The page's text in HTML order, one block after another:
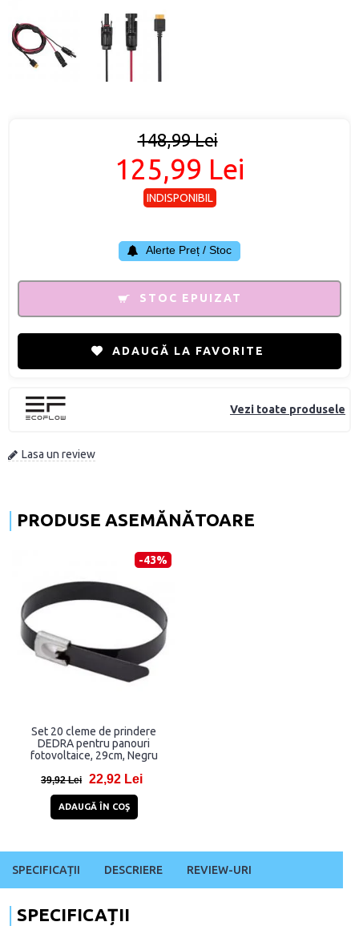
Vezi toate produsele
Lasa un review
148,99 Lei
125,99 Lei
INDISPONIBIL
Alerte Preț / Stoc
STOC EPUIZAT
ADAUGĂ LA FAVORITE
PRODUSE ASEMĂNĂTOARE
-43%
Set 20 cleme de prindere
DEDRA pentru panouri
fotovoltaice, 29cm, Negru
39,92 Lei 22,92 Lei
ADAUGĂ ÎN COŞ
SPECIFICAȚII DESCRIERE REVIEW-URI
SPECIFICAȚII